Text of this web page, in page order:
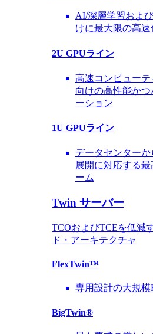
AI/深層学習およ
けに最大限の高
2U GPUライン
高速コンピュー
向けの高性能か
ーション
1U GPUライン
データセンター
展開に対応する
ーム
Twin サーバー
TCOおよびTCEを低減
ド・アーキテクチャ
FlexTwin™
専用設計の大規
BigTwin®